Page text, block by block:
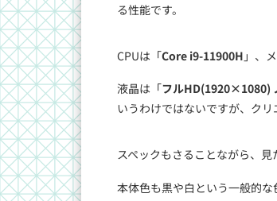
る性能です。
CPUは「Core i9-11900H 」、
液晶は「フルHD(1920×1080)
いうわけではないですが、クリ
スペックもさることながら、見
本体色も黒や白という一般的な